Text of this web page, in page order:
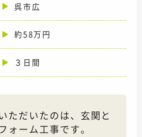
呉市広
約58万円
３日間
ただいたのは、玄関と
ォーム工事です。